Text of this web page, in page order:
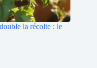
la récolte : le